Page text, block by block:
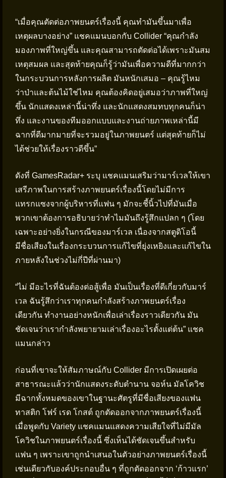
“เมื่อคุณตัดต่อภาพยนตร์เรื่องนี้ คุณทำมันขึ้นมาเพื่อ
เหตุผลบางอย่าง” แชคแมนบอกกับ Collider “คุณกำลัง
มองภาพที่ใหญ่ขึ้น และคุณสามารถตัดต่อได้เพราะมันสม
เหตุสมผล และสุดท้ายคุณก็รู้ว่ามันเพื่อความดีที่มากกว่า
ในกระบวนการหลังการผลิต มันหนักเสมอ – คุณรู้ไหม
ว่าป่าและต้นไม้ใช่ไหม คุณต้องคิดอยู่เสมอว่าภาพที่ใหญ่
ขึ้น นักแสดงเหล่านี้น่าทึ่ง และนักแสดงสมทบทุกคนก็น่า
ทึ่ง และงานของทีมออกแบบและงานถ่ายภาพเหล่านี้มี
ฉากที่ดีมากมายที่จะรวมอยู่ในภาพยนตร์ แต่สุดท้ายก็ไม่
ได้ช่วยให้เรื่องราวดีขึ้น”
ดังที่ GamesRadar+ ระบุ แชคแมนเสริมว่ามาร์เวลให้เขา
เสรีภาพในการสร้างภาพยนตร์เรื่องนี้โดยไม่มีการ
แทรกแซงจากผู้บริหารที่แฟน ๆ มักจะชี้นิ้วไปที่มันเมื่อ
พวกเขาต้องการอธิบายว่าทำไมมันถึงรู้สึกแปลก ๆ (โดย
เฉพาะอย่างยิ่งในกรณีของมาร์เวล เนื่องจากสตูดิโอนี้
มีชื่อเสียงในเรื่องกระบวนการแก้ไขที่ยุ่งเหยิงและแก้ไขใน
ภายหลังในช่วงไม่กี่ปีที่ผ่านมา)
“ไม่ มีอะไรที่ฉันต้องต่อสู้เพื่อ มันเป็นเรื่องที่ดีเกี่ยวกับมาร์
เวล ฉันรู้สึกว่าเราทุกคนกำลังสร้างภาพยนตร์เรื่อง
เดียวกัน ทำงานอย่างหนักเพื่อเล่าเรื่องราวเดียวกัน มัน
ชัดเจนว่าเรากำลังพยายามเล่าเรื่องอะไรตั้งแต่ต้น” แชค
แมนกล่าว
ก่อนที่เขาจะให้สัมภาษณ์กับ Collider มีการเปิดเผยต่อ
สาธารณะแล้วว่านักแสดงระดับตำนาน จอห์น มัลโควิช
มีฉากทั้งหมดของเขาในฐานะศัตรูที่มีชื่อเสียงของแฟน
ทาสติก โฟร์ เรด โกสต์ ถูกตัดออกจากภาพยนตร์เรื่องนี้
เมื่อพูดกับ Variety แชคแมนแสดงความเสียใจที่ไม่มีมัล
โควิชในภาพยนตร์เรื่องนี้ ซึ่งเห็นได้ชัดเจนขึ้นสำหรับ
แฟน ๆ เพราะเขาถูกนำเสนอในตัวอย่างภาพยนตร์เรื่องนี้
เช่นเดียวกับองค์ประกอบอื่น ๆ ที่ถูกตัดออกจาก ‘ก้าวแรก’